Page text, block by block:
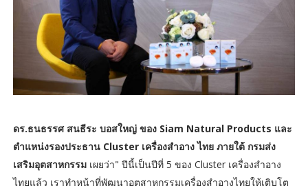
ดร.ธนธรรศ สนธีระ บอสใหญ่ ของ Siam Natural Products และ
ตำแหน่งรองประธาน Cluster เครื่องสำอาง ไทย ภายใต้ กรมส่ง
เสริมอุตสาหกรรมเผยว่า" ปีนี้เป็นปีที่ 5 ของ Cluster เครื่องสำอาง
ไทยแล้ว เราทำหน้าที่พัฒนาอุตสาหกรรมเครื่องสำอางไทยให้เติบโต